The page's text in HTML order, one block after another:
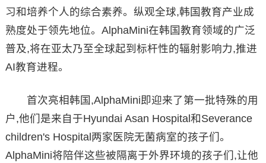
习和培养个人的综合素养。纵观全球,韩国教育产业成
熟度处于领先地位。AlphaMini在韩国教育领域的广泛
普及,将在亚太乃至全球起到标杆性的辐射影响力,推进
AI教育进程。
首次亮相韩国,AlphaMini即迎来了第一批特殊的用
户,他们是来自于Hyundai Asan Hospital和Severance
children's Hospital两家医院无菌病室的孩子们。
AlphaMini将陪伴这些被隔离于外界环境的孩子们,让他